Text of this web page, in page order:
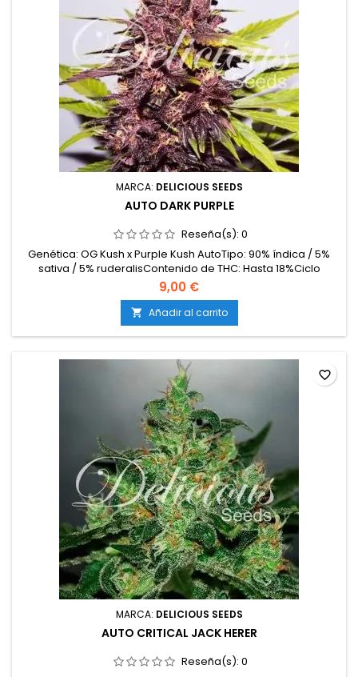
MARCA: DELICIOUS SEEDS
AUTO DARK PURPLE
Reseña(s): 0
Genética: OG Kush x Purple Kush AutoTipo: 90% índica / 5%
sativa / 5% ruderalisContenido de THC: Hasta 18%Ciclo
completo: 55–60 días desde la germinaciónProducción en
interior: 450–500 g/m²Producción en exterior: 60–100
g/plantaAltura: 60–90 cm en interior; hasta 120 cm en
exteriorAromas y sabores: Frutas dulces, frutos rojos, notas...
9,00 €
 Añadir al carrito
MARCA: DELICIOUS SEEDS
AUTO CRITICAL JACK HERER
Reseña(s): 0
favorite_border